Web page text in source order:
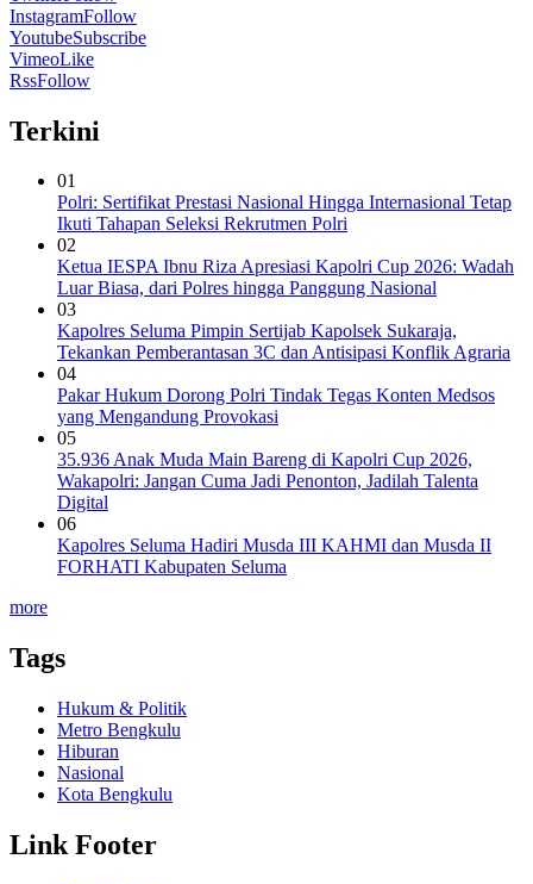
InstagramFollow
YoutubeSubscribe
VimeoLike
RssFollow
Terkini
01
Polri: Sertifikat Prestasi Nasional Hingga Internasional Tetap
Ikuti Tahapan Seleksi Rekrutmen Polri
02
Ketua IESPA Ibnu Riza Apresiasi Kapolri Cup 2026: Wadah
Luar Biasa, dari Polres hingga Panggung Nasional
03
Kapolres Seluma Pimpin Sertijab Kapolsek Sukaraja,
Tekankan Pemberantasan 3C dan Antisipasi Konflik Agraria
04
Pakar Hukum Dorong Polri Tindak Tegas Konten Medsos
yang Mengandung Provokasi
05
35.936 Anak Muda Main Bareng di Kapolri Cup 2026,
Wakapolri: Jangan Cuma Jadi Penonton, Jadilah Talenta
Digital
06
Kapolres Seluma Hadiri Musda III KAHMI dan Musda II
FORHATI Kabupaten Seluma
more
Tags
Hukum & Politik
Metro Bengkulu
Hiburan
Nasional
Kota Bengkulu
Link Footer